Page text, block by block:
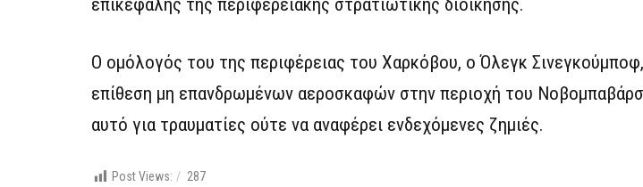
επικεφαλης της περιφερειακής στρατιωτικής διοίκησης.
Ο ομόλογός του της περιφέρειας του Χαρκόβου, ο Όλεγκ
επίθεση μη επανδρωμένων αεροσκαφών στην περιοχή του
αυτό για τραυματίες ούτε να αναφέρει ενδεχόμενες ζημιές.
Post Views: 287